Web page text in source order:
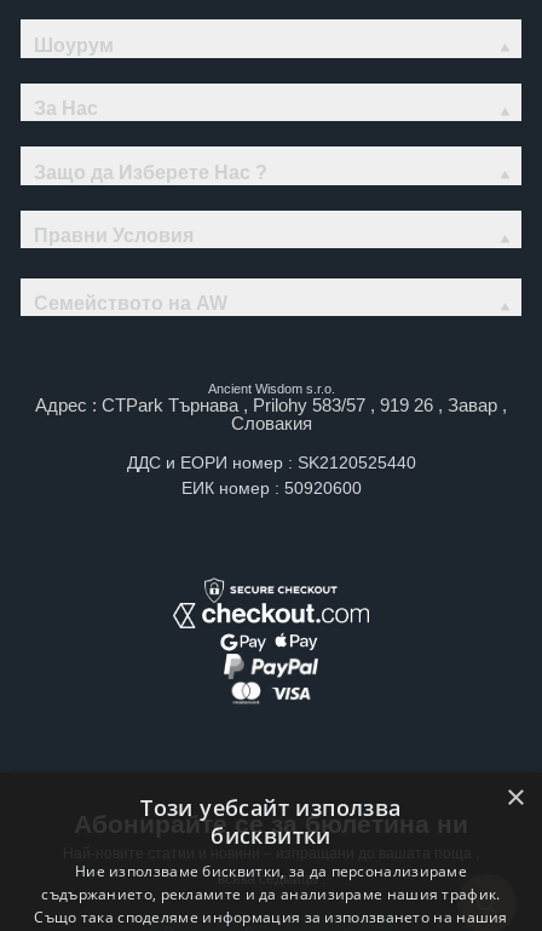
Шоурум
За Нас
Защо да Изберете Нас ?
Правни Условия
Семейството на AW
Ancient Wisdom s.r.o.
Адрес : CTPark Търнава , Prilohy 583/57 , 919 26 , Завар ,
Словакия
ДДС и ЕОРИ номер : SK2120525440
ЕИК номер : 50920600
Абонирайте се за бюлетина ни
всяка седмица .
×
Този уебсайт използва
бисквитки
Ние използваме бисквитки, за да персонализираме
съдържанието, рекламите и да анализираме нашия трафик.
Също така споделяме информация за използването на нашия